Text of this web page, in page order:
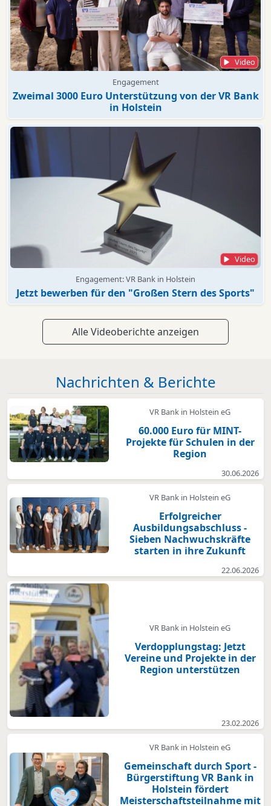
Video
Engagement
Zweimal 3000 Euro Unterstützung von der VR Bank
in Holstein
Video
Engagement: VR Bank in Holstein
Jetzt bewerben für den "Großen Stern des Sports"
Alle Videoberichte anzeigen
Nachrichten & Berichte
VR Bank in Holstein eG
60.000 Euro für MINT-
Projekte für Schulen in der
Region
30.06.2026
VR Bank in Holstein eG
Erfolgreicher
Ausbildungsabschluss -
Sieben Nachwuchskräfte
starten in ihre Zukunft
22.06.2026
VR Bank in Holstein eG
Verdopplungstag: Jetzt
Vereine und Projekte in der
Region unterstützen
23.02.2026
VR Bank in Holstein eG
Gemeinschaft durch Sport -
Bürgerstiftung VR Bank in
Holstein fördert
Meisterschaftsteilnahme mit